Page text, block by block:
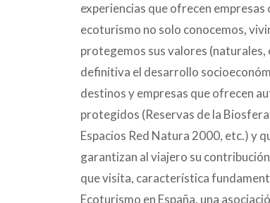
experiencias que ofrecen
ecoturismo no solo conocemos,
protegemos sus valores
definitiva el desarrollo
destinos y empresas que ofrecen
protegidos (Reservas de la
Espacios Red Natura 2000, etc.) y
garantizan al viajero su
que visita, característica
Ecoturismo en España, una